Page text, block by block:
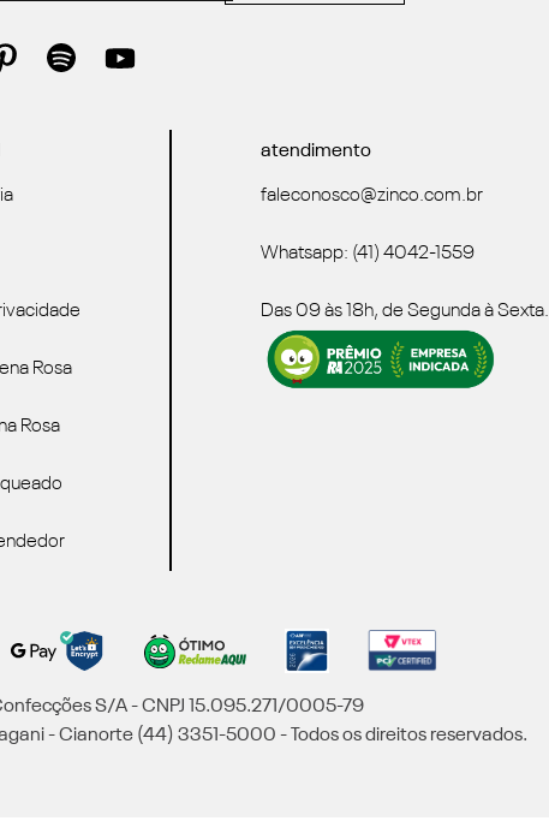
Rosa
Rosa
atendimento
faleconosco@zinco.com.br
Whatsapp: (41) 4042-1559
Das 09 às 18h, de Segunda à Sexta.
S/A - CNPJ 15.095.271/0005-79
- Cianorte (44) 3351-5000 - Todos os direitos reservados.